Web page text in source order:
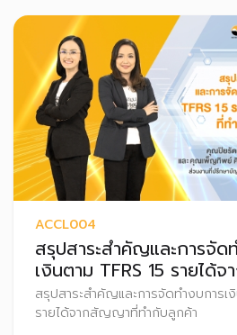
ACCL004
สรุปสาระสำคัญและการจัด
เงินตาม TFRS 15 รายไ
ทำกับลูกค้า
สรุปสาระสำคัญและการจัดทำงบการเ
รายได้จากสัญญาที่ทำกับลูกค้า